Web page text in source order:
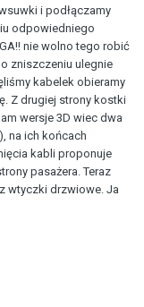
i podłączamy
odpowiedniego
nie wolno tego robić
zniszczeniu ulegnie
kabelek obieramy
Z drugiej strony kostki
wersje 3D wiec dwa
na ich końcach
kabli proponuje
pasażera. Teraz
wtyczki drzwiowe. Ja